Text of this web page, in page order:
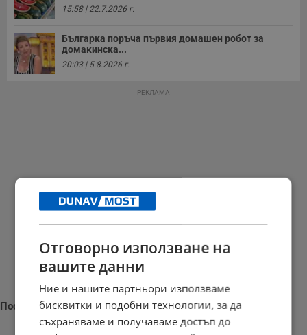
15:58 | 22.7.2026 г.
Българка поръча първия домашен робот за
домакинска...
20:03 | 5.8.2026 г.
РЕКЛАМА
Последни новини
Отговорно използване на
вашите данни
Ние и нашите партньори използваме
бисквитки и подобни технологии, за да
съхраняваме и получаваме достъп до